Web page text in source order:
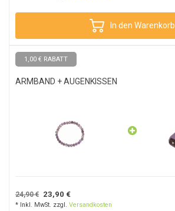
In den Warenkorb
1,00 € RABATT
ARMBAND + AUGENKISSEN
24,90 € 23,90 €
* Inkl. MwSt. zzgl. Versandkosten